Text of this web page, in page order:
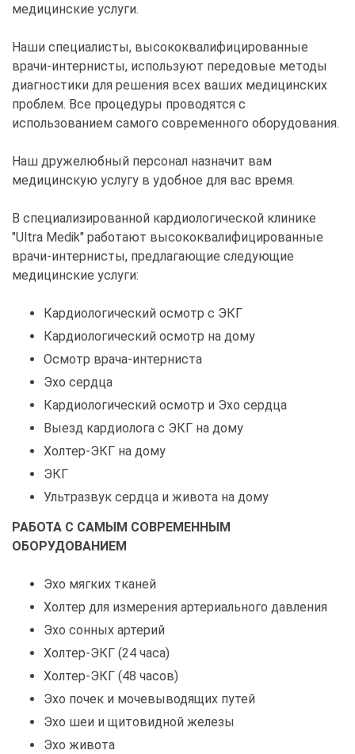
медицинские услуги.
Наши специалисты, высококвалифицированные
врачи-интернисты, используют передовые методы
диагностики для решения всех ваших медицинских
проблем. Все процедуры проводятся с
использованием самого современного оборудования.
Наш дружелюбный персонал назначит вам
медицинскую услугу в удобное для вас время.
В специализированной кардиологической клинике
"Ultra Medik" работают высококвалифицированные
врачи-интернисты, предлагающие следующие
медицинские услуги:
Кардиологический осмотр с ЭКГ
Кардиологический осмотр на дому
Осмотр врача-интерниста
Эхо сердца
Кардиологический осмотр и Эхо сердца
Выезд кардиолога с ЭКГ на дому
Холтер-ЭКГ на дому
ЭКГ
Ультразвук сердца и живота на дому
РАБОТА С САМЫМ СОВРЕМЕННЫМ
ОБОРУДОВАНИЕМ
Эхо мягких тканей
Холтер для измерения артериального давления
Эхо сонных артерий
Холтер-ЭКГ (24 часа)
Холтер-ЭКГ (48 часов)
Эхо почек и мочевыводящих путей
Эхо шеи и щитовидной железы
Эхо живота